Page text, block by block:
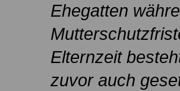
Ehegatten
Elternzeit
zuvor auch